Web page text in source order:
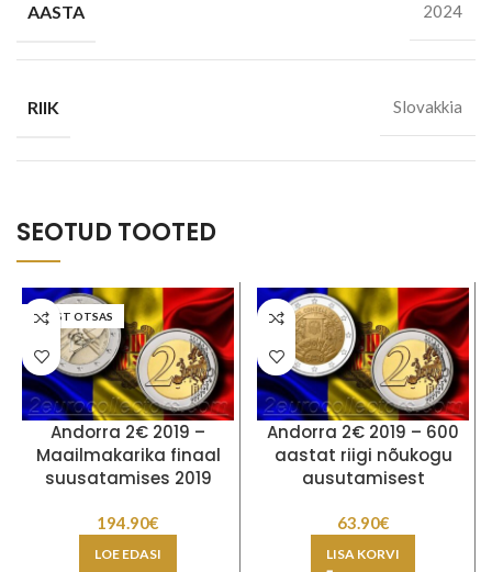
AASTA 2024
RIIK Slovakkia
SEOTUD TOOTED
LAOST OTSAS
Andorra 2€ 2019 –
Maailmakarika finaal
suusatamises 2019
194.90€
LOE EDASI
Andorra 2€ 2019 – 600
aastat riigi nõukogu
ausutamisest
63.90€
LISA KORVI